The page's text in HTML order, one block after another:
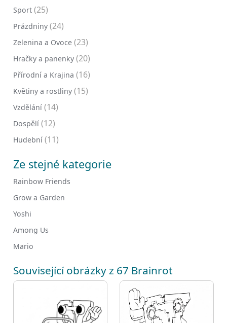
Sport (25)
Prázdniny (24)
Zelenina a Ovoce (23)
Hračky a panenky (20)
Přírodní a Krajina (16)
Květiny a rostliny (15)
Vzdělání (14)
Dospělí (12)
Hudební (11)
Ze stejné kategorie
Rainbow Friends
Grow a Garden
Yoshi
Among Us
Mario
Související obrázky z 67 Brainrot